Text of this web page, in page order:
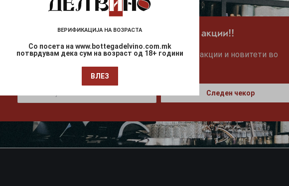
Претплати се за ексклузивни новости и акции!!
Биди прв кој ќе биде известен за сите попусти, акции и новитети во
BottegaDelVino.com.mk
Следен чекор
ВЕРИФИКАЦИЈА НА ВОЗРАСТА
Со посета на www.bottegadelvino.com.mk
потврдувам дека сум на возраст од 18+ години
ВЛЕЗ